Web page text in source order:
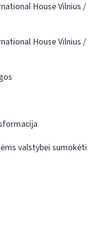
House Vilnius /
House Vilnius /
valstybei sumokėti